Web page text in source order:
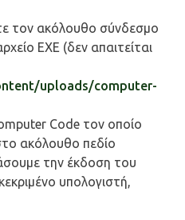
τον ακόλουθο σύνδεσμο
ΕΧΕ (δεν απαιτείται
uploads/computer-
Code τον οποίο
ακόλουθο πεδίο
την έκδοση του
υπολογιστή,